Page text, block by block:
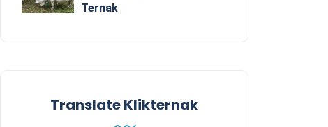
Ternak
Translate Klikternak